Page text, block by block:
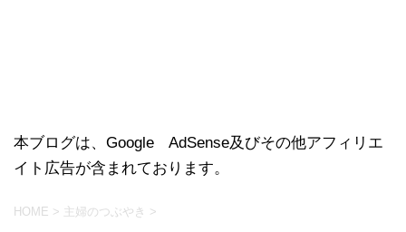
本ブログは、Google AdSense及びその他アフィリエ
イト広告が含まれております。
HOME > 主婦のつぶやき >